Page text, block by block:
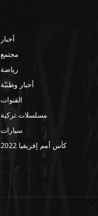
أخبار
مجتمع
رياضة
أخبار وطنيّة
القنوات
مسلسلات تركية
سيارات
كأس أمم إفريقيا 2022